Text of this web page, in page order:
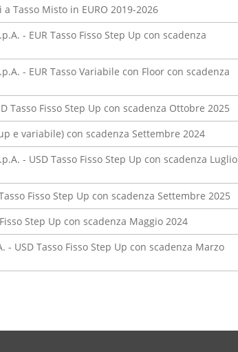
Tasso Misto in EURO 2019-2026
- EUR Tasso Fisso Step Up con scadenza
- EUR Tasso Variabile con Floor con scadenza
Tasso Fisso Step Up con scadenza Ottobre 2025
e variabile) con scadenza Settembre 2024
- USD Tasso Fisso Step Up con scadenza Luglio
Fisso Step Up con scadenza Settembre 2025
Step Up con scadenza Maggio 2024
USD Tasso Fisso Step Up con scadenza Marzo